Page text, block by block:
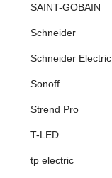
SAINT-GOBAIN
Schneider
Schneider Electric
Sonoff
Strend Pro
T-LED
tp electric